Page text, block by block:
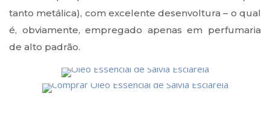
tanto metálica), com excelente desenvoltura – o qual
é, obviamente, empregado apenas em perfumaria
de alto padrão.